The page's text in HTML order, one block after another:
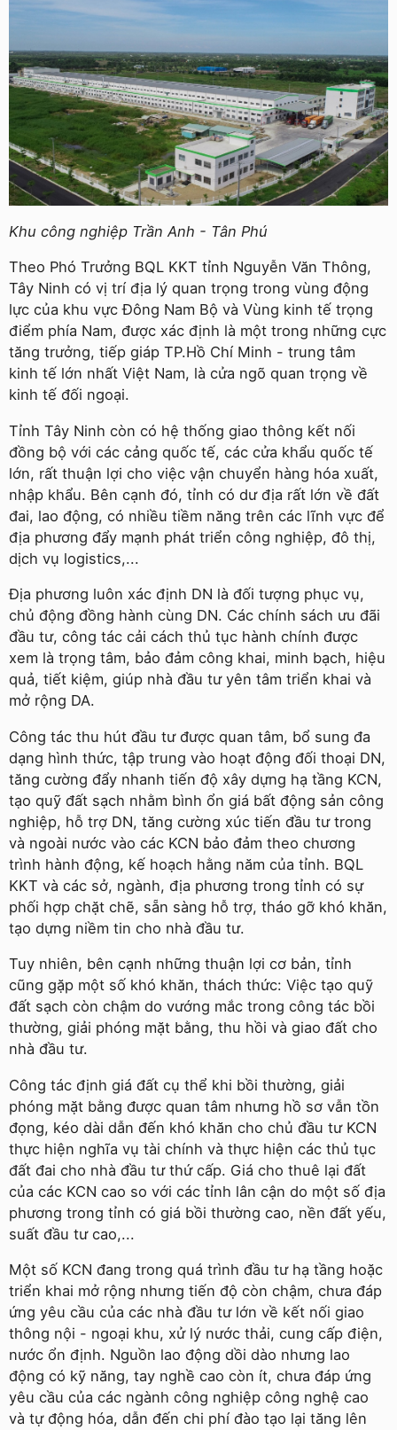
Khu công nghiệp Trần Anh - Tân Phú
Theo Phó Trưởng BQL KKT tỉnh Nguyễn Văn Thông,
Tây Ninh có vị trí địa lý quan trọng trong vùng động
lực của khu vực Đông Nam Bộ và Vùng kinh tế trọng
điểm phía Nam, được xác định là một trong những cực
tăng trưởng, tiếp giáp TP.Hồ Chí Minh - trung tâm
kinh tế lớn nhất Việt Nam, là cửa ngõ quan trọng về
kinh tế đối ngoại.
Tỉnh Tây Ninh còn có hệ thống giao thông kết nối
đồng bộ với các cảng quốc tế, các cửa khẩu quốc tế
lớn, rất thuận lợi cho việc vận chuyển hàng hóa xuất,
nhập khẩu. Bên cạnh đó, tỉnh có dư địa rất lớn về đất
đai, lao động, có nhiều tiềm năng trên các lĩnh vực để
địa phương đẩy mạnh phát triển công nghiệp, đô thị,
dịch vụ logistics,...
Địa phương luôn xác định DN là đối tượng phục vụ,
chủ động đồng hành cùng DN. Các chính sách ưu đãi
đầu tư, công tác cải cách thủ tục hành chính được
xem là trọng tâm, bảo đảm công khai, minh bạch, hiệu
quả, tiết kiệm, giúp nhà đầu tư yên tâm triển khai và
mở rộng DA.
Công tác thu hút đầu tư được quan tâm, bổ sung đa
dạng hình thức, tập trung vào hoạt động đối thoại DN,
tăng cường đẩy nhanh tiến độ xây dựng hạ tầng KCN,
tạo quỹ đất sạch nhằm bình ổn giá bất động sản công
nghiệp, hỗ trợ DN, tăng cường xúc tiến đầu tư trong
và ngoài nước vào các KCN bảo đảm theo chương
trình hành động, kế hoạch hằng năm của tỉnh. BQL
KKT và các sở, ngành, địa phương trong tỉnh có sự
phối hợp chặt chẽ, sẵn sàng hỗ trợ, tháo gỡ khó khăn,
tạo dựng niềm tin cho nhà đầu tư.
Tuy nhiên, bên cạnh những thuận lợi cơ bản, tỉnh
cũng gặp một số khó khăn, thách thức: Việc tạo quỹ
đất sạch còn chậm do vướng mắc trong công tác bồi
thường, giải phóng mặt bằng, thu hồi và giao đất cho
nhà đầu tư.
Công tác định giá đất cụ thể khi bồi thường, giải
phóng mặt bằng được quan tâm nhưng hồ sơ vẫn tồn
đọng, kéo dài dẫn đến khó khăn cho chủ đầu tư KCN
thực hiện nghĩa vụ tài chính và thực hiện các thủ tục
đất đai cho nhà đầu tư thứ cấp. Giá cho thuê lại đất
của các KCN cao so với các tỉnh lân cận do một số địa
phương trong tỉnh có giá bồi thường cao, nền đất yếu,
suất đầu tư cao,...
Một số KCN đang trong quá trình đầu tư hạ tầng hoặc
triển khai mở rộng nhưng tiến độ còn chậm, chưa đáp
ứng yêu cầu của các nhà đầu tư lớn về kết nối giao
thông nội - ngoại khu, xử lý nước thải, cung cấp điện,
nước ổn định. Nguồn lao động dồi dào nhưng lao
động có kỹ năng, tay nghề cao còn ít, chưa đáp ứng
yêu cầu của các ngành công nghiệp công nghệ cao
và tự động hóa, dẫn đến chi phí đào tạo lại tăng lên